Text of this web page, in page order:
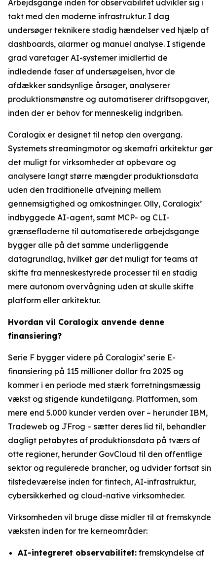
Arbejdsgange inden for observabilitet udvikler sig i
takt med den moderne infrastruktur. I dag
undersøger teknikere stadig hændelser ved hjælp af
dashboards, alarmer og manuel analyse. I stigende
grad varetager AI-systemer imidlertid de
indledende faser af undersøgelsen, hvor de
afdækker sandsynlige årsager, analyserer
produktionsmønstre og automatiserer driftsopgaver,
inden der er behov for menneskelig indgriben.
Coralogix er designet til netop den overgang.
Systemets streamingmotor og skemafri arkitektur gør
det muligt for virksomheder at opbevare og
analysere langt større mængder produktionsdata
uden den traditionelle afvejning mellem
gennemsigtighed og omkostninger. Olly, Coralogix’
indbyggede AI-agent, samt MCP- og CLI-
grænsefladerne til automatiserede arbejdsgange
bygger alle på det samme underliggende
datagrundlag, hvilket gør det muligt for teams at
skifte fra menneskestyrede processer til en stadig
mere autonom overvågning uden at skulle skifte
platform eller arkitektur.
Hvordan vil Coralogix anvende denne
finansiering?
Serie F bygger videre på Coralogix’ serie E-
finansiering på 115 millioner dollar fra 2025 og
kommer i en periode med stærk forretningsmæssig
vækst og stigende kundetilgang. Platformen, som
mere end 5.000 kunder verden over – herunder IBM,
Tradeweb og JFrog – sætter deres lid til, behandler
dagligt petabytes af produktionsdata på tværs af
otte regioner, herunder GovCloud til den offentlige
sektor og regulerede brancher, og udvider fortsat sin
tilstedeværelse inden for fintech, AI-infrastruktur,
cybersikkerhed og cloud-native virksomheder.
Virksomheden vil bruge disse midler til at fremskynde
væksten inden for tre kerneområder:
AI-integreret observabilitet: fremskyndelse af